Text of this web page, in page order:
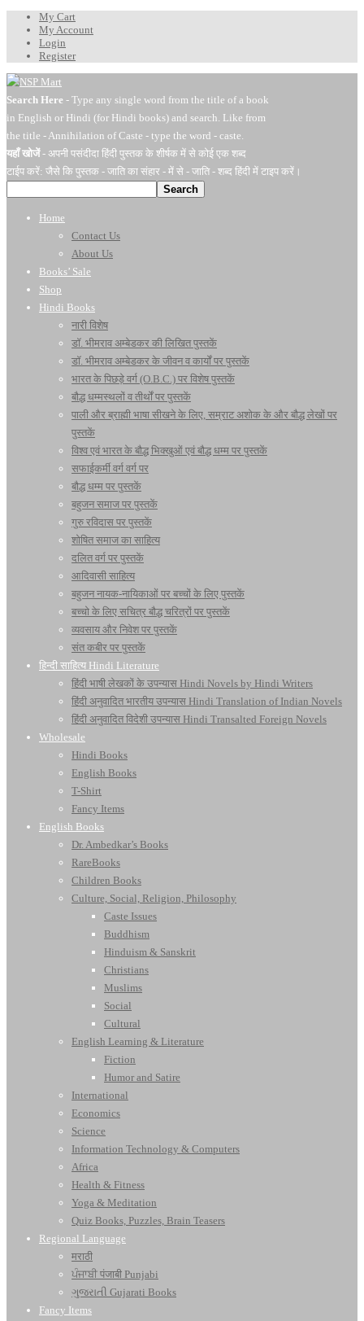
My Cart
My Account
Login
Register
Search Here - Type any single word from the title of a book
in English or Hindi (for Hindi books) and search. Like from
the title - Annihilation of Caste - type the word - caste.
यहाँ खोजें- अपनी पसंदीदा हिंदी पुस्तक के शीर्षक में से कोई एक शब्द
टाईप करें: जैसे कि पुस्तक - जाति का संहार - में से - जाति - शब्द हिंदी में टाइप करें।
Search
Home
Contact Us
About Us
Books’ Sale
Shop
Hindi Books
नारी विशेष
डॉ. भीमराव अम्बेडकर की लिखित पुस्तकें
डॉ. भीमराव अम्बेडकर के जीवन व कार्यों पर पुस्तकें
भारत के पिछड़े वर्ग (O.B.C.) पर विशेष पुस्तकें
बौद्ध धम्मस्थलों व तीर्थों पर पुस्तकें
पाली और ब्राह्मी भाषा सीखने के लिए, सम्राट अशोक के और बौद्ध लेखों पर
पुस्तकें
विश्व एवं भारत के बौद्ध भिक्खुओं एवं बौद्ध धम्म पर पुस्तकें
सफाईकर्मी वर्ग वर्ग पर
बौद्ध धम्म पर पुस्तकें
बहुजन समाज पर पुस्तकें
गुरु रविदास पर पुस्तकें
शोषित समाज का साहित्य
दलित वर्ग पर पुस्तकें
आदिवासी साहित्य
बहुजन नायक-नायिकाओं पर बच्चों के लिए पुस्तकें
बच्चो के लिए सचित्र बौद्ध चरित्रों पर पुस्तकें
व्यवसाय और निवेश पर पुस्तकें
संत कबीर पर पुस्तकें
हिन्दी साहित्य Hindi Literature
हिंदी भाषी लेखकों के उपन्यास Hindi Novels by Hindi Writers
हिंदी अनुवादित भारतीय उपन्यास Hindi Translation of Indian Novels
हिंदी अनुवादित विदेशी उपन्यास Hindi Transalted Foreign Novels
Wholesale
Hindi Books
English Books
T-Shirt
Fancy Items
English Books
Dr. Ambedkar’s Books
RareBooks
Children Books
Culture, Social, Religion, Philosophy
Caste Issues
Buddhism
Hinduism & Sanskrit
Christians
Muslims
Social
Cultural
English Learning & Literature
Fiction
Humor and Satire
International
Economics
Science
Information Technology & Computers
Africa
Health & Fitness
Yoga & Meditation
Quiz Books, Puzzles, Brain Teasers
Regional Language
मराठी
ਪੰਜਾਬੀ पंजाबी Punjabi
ગુજરાતી Gujarati Books
Fancy Items